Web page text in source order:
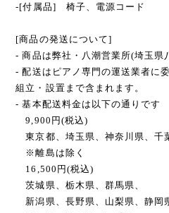
-[付属品] 椅子、電源コード
[商品の発送について]
- 商品は弊社・八潮営業所(埼玉県
- 配送はピアノ専門の運送業者に
組立・設置まで含まれます。
- 基本配送料金は以下の通りです
9,900円(税込)
東京都、埼玉県、神奈川県、千
※離島は除く
16,500円(税込)
茨城県、栃木県、群馬県、
新潟県、長野県、山梨県、静岡